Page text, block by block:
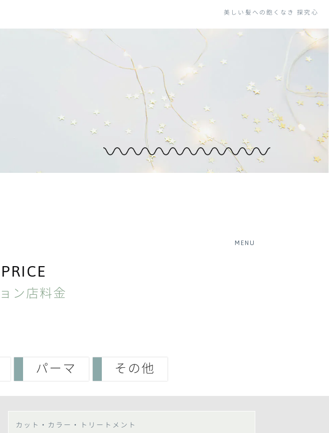
美しい髪への飽くなき 探究心
MENU
ン店料金
パーマ その他
カット・カラー・トリートメント